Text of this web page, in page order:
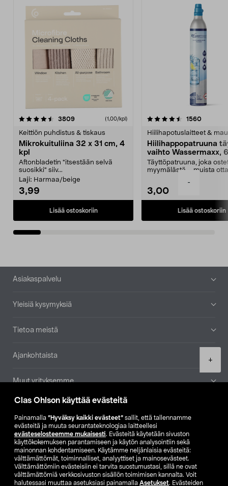
Clas Ohlson käyttää evästeitä
Painamalla ”Hyväksy kaikki evästeet” sallit, että tallennamme
evästeitä ja muuta seurantateknologiaa laitteellesi
evästeselosteemme mukaisesti. Evästeitä käytetään sivuston
käyttökokemuksen parantamiseen ja käytön analysointiin sekä
mainonnan kohdentamiseen. Käytämme neljänlaisia evästeitä:
välttämättömät, toiminnalliset, analyyttiset ja mainosevästeet.
Välttämättömiin evästeisiin ei tarvita suostumustasi, sillä ne ovat
välttämättömiä verkkosivuston sisällön toimimisen kannalta. Voit
halutessasi muuttaa asetuksiasi painamalla Asetukset. Evästeiden
-
+
3809arvostelut (1,00/kpl)
Keittiön puhdistus & tiskaus
Mikrokuituliina 32 x 31 cm, 4
kpl
Aftonbladetin "itsestään selvä
suosikki" siiv...
Laji: Harmaa/beige
3,99
Lisää ostoskoriin
4.5viidestä
1560
Hiilihapotuslaitteet &
Hiilihappopatruuna
vaihto Wassermaxx,
Täyttöpatruuna, joka
myymälästä – muista
3,00
Lisää ostoskoriin
4.5viidestä
Alatunniste
Asiakaspalvelu
Yleisiä kysymyksiä
Tietoa meistä
Ajankohtaista
Muut yrityksemme
Etsi myymälä
SE NO FI
FI SV